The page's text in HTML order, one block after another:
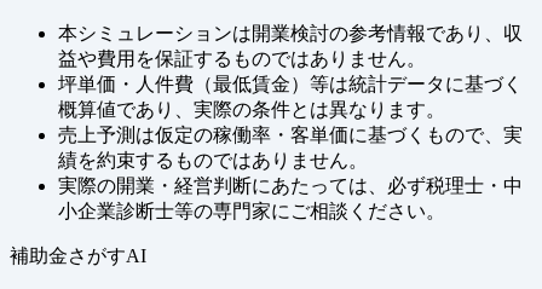
本シミュレーションは開業検討の参考情報であり、収
益や費用を保証するものではありません。
坪単価・人件費（最低賃金）等は統計データに基づく
概算値であり、実際の条件とは異なります。
売上予測は仮定の稼働率・客単価に基づくもので、実
績を約束するものではありません。
実際の開業・経営判断にあたっては、必ず税理士・中
小企業診断士等の専門家にご相談ください。
補助金さがすAI